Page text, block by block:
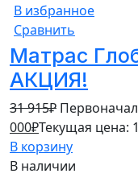
В избранное
Сравнить
Матрас
АКЦИЯ!
31 915₽
000₽Текущая цена:
В корзину
В наличии